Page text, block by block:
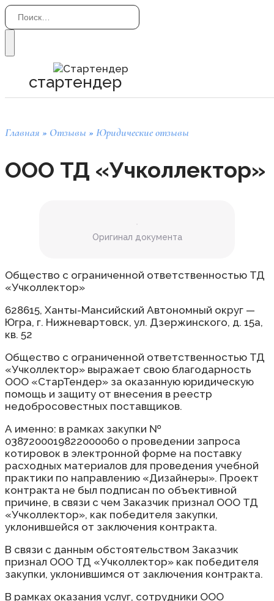
Перейти
к
содержанию
Search
for:
стартендер
Главная » Отзывы » Юридические отзывы
ООО ТД «Учколлектор»
Общество с ограниченной ответственностью ТД
«Учколлектор»
628615, Ханты-Мансийский Автономный округ —
Югра, г. Нижневартовск, ул. Дзержинского, д. 15а,
кв. 52
Общество с ограниченной ответственностью ТД
«Учколлектор» выражает свою благодарность
ООО «СтарТендер» за оказанную юридическую
помощь и защиту от внесения в реестр
недобросовестных поставщиков.
А именно: в рамках закупки №
0387200019822000060 о проведении запроса
котировок в электронной форме на поставку
расходных материалов для проведения учебной
практики по направлению «Дизайнеры». Проект
контракта не был подписан по объективной
причине, в связи с чем Заказчик признал ООО ТД
«Учколлектор», как победителя закупки,
уклонившейся от заключения контракта.
В связи с данным обстоятельством Заказчик
признал ООО ТД «Учколлектор» как победителя
закупки, уклонившимся от заключения контракта.
В рамках оказания услуг, сотрудники ООО
Оригинал документа